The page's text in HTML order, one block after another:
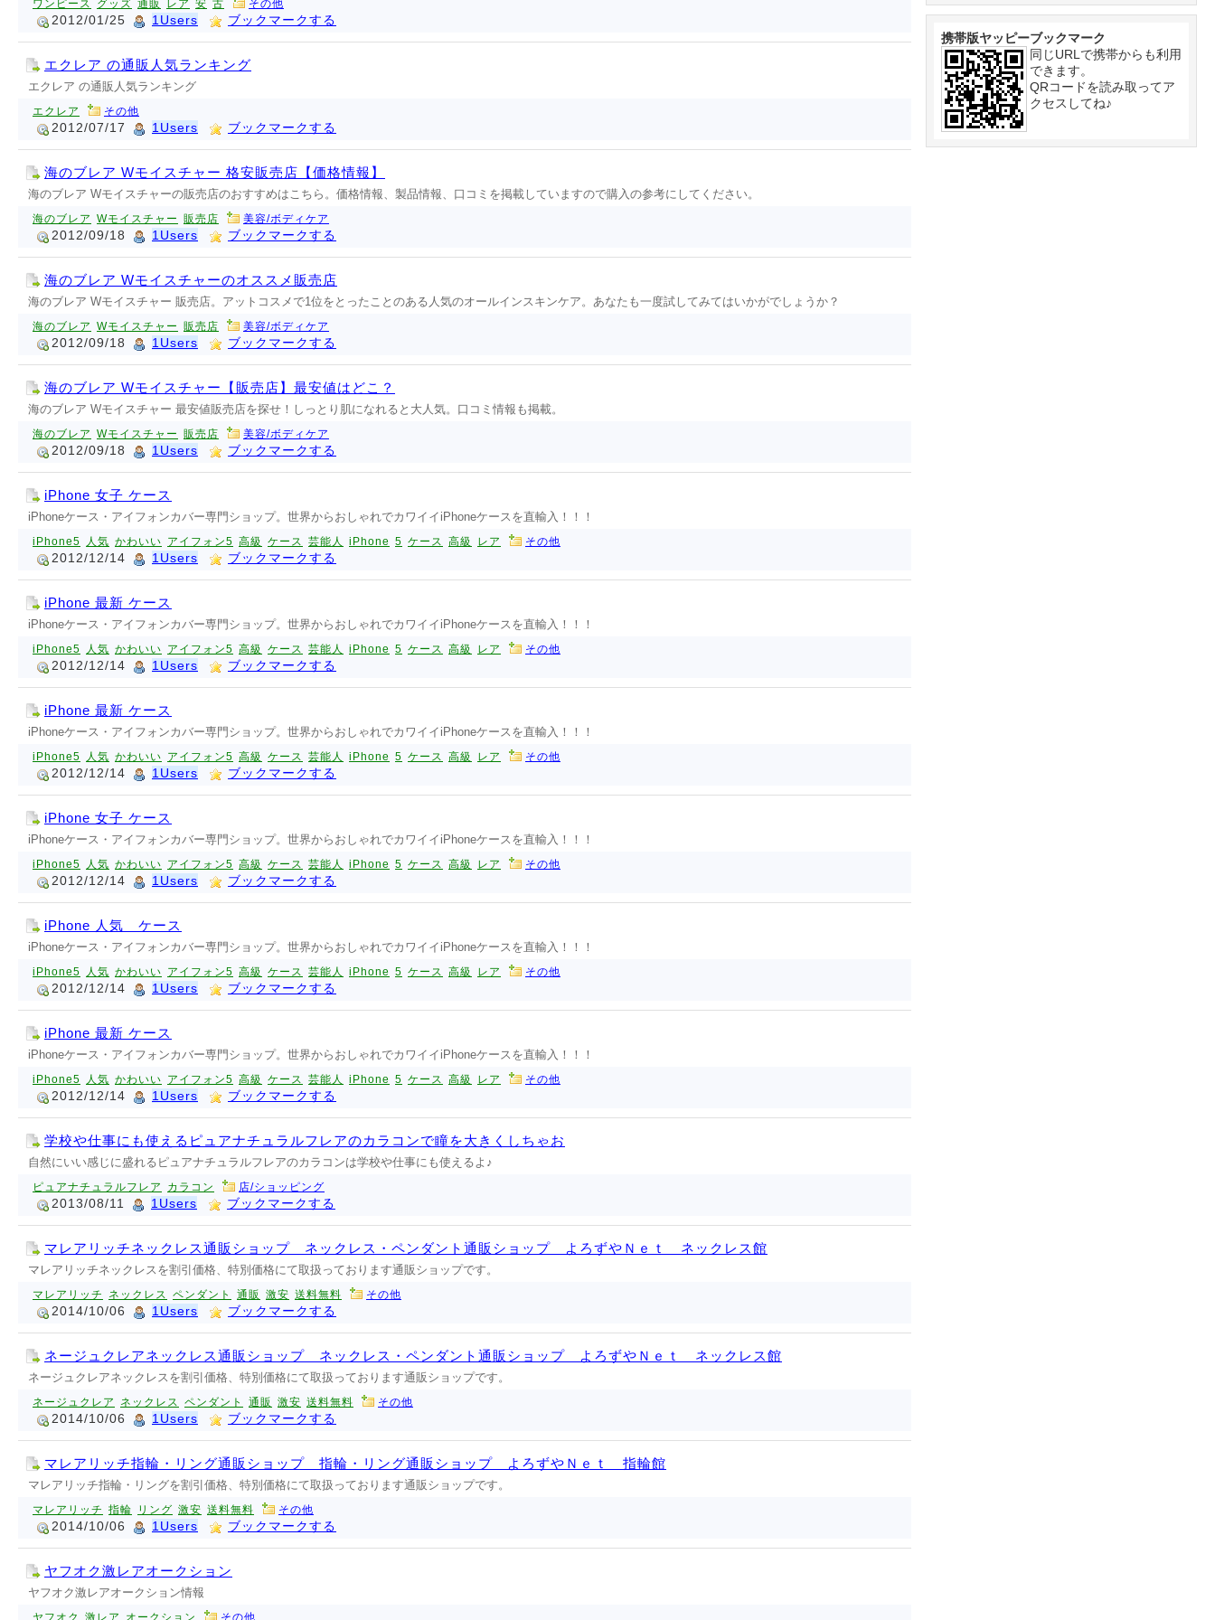
ワンピース グッズ 通販 レア 安 古 その他
2012/01/25 1Users ブックマークする
エクレア の通販人気ランキング
エクレア の通販人気ランキング
エクレア その他
2012/07/17 1Users ブックマークする
海のブレア Wモイスチャー 格安販売店【価格情報】
海のブレア Wモイスチャーの販売店のおすすめはこちら。価格情報、製品情報、口コミを掲載していますので購入の参考にしてください。
海のブレア Wモイスチャー 販売店 美容/ボディケア
2012/09/18 1Users ブックマークする
海のブレア Wモイスチャーのオススメ販売店
海のブレア Wモイスチャー 販売店。アットコスメで1位をとったことのある人気のオールインスキンケア。あなたも一度試してみてはいかがでしょうか？
海のブレア Wモイスチャー 販売店 美容/ボディケア
2012/09/18 1Users ブックマークする
海のブレア Wモイスチャー【販売店】最安値はどこ？
海のブレア Wモイスチャー 最安値販売店を探せ！しっとり肌になれると大人気。口コミ情報も掲載。
海のブレア Wモイスチャー 販売店 美容/ボディケア
2012/09/18 1Users ブックマークする
iPhone 女子 ケース
iPhoneケース・アイフォンカバー専門ショップ。世界からおしゃれでカワイイiPhoneケースを直輸入！！！
iPhone5 人気 かわいい アイフォン5 高級 ケース 芸能人 iPhone 5 ケース 高級 レア その他
2012/12/14 1Users ブックマークする
iPhone 最新 ケース
iPhoneケース・アイフォンカバー専門ショップ。世界からおしゃれでカワイイiPhoneケースを直輸入！！！
iPhone5 人気 かわいい アイフォン5 高級 ケース 芸能人 iPhone 5 ケース 高級 レア その他
2012/12/14 1Users ブックマークする
iPhone 最新 ケース
iPhoneケース・アイフォンカバー専門ショップ。世界からおしゃれでカワイイiPhoneケースを直輸入！！！
iPhone5 人気 かわいい アイフォン5 高級 ケース 芸能人 iPhone 5 ケース 高級 レア その他
2012/12/14 1Users ブックマークする
iPhone 女子 ケース
iPhoneケース・アイフォンカバー専門ショップ。世界からおしゃれでカワイイiPhoneケースを直輸入！！！
iPhone5 人気 かわいい アイフォン5 高級 ケース 芸能人 iPhone 5 ケース 高級 レア その他
2012/12/14 1Users ブックマークする
iPhone 人気 ケース
iPhoneケース・アイフォンカバー専門ショップ。世界からおしゃれでカワイイiPhoneケースを直輸入！！！
iPhone5 人気 かわいい アイフォン5 高級 ケース 芸能人 iPhone 5 ケース 高級 レア その他
2012/12/14 1Users ブックマークする
iPhone 最新 ケース
iPhoneケース・アイフォンカバー専門ショップ。世界からおしゃれでカワイイiPhoneケースを直輸入！！！
iPhone5 人気 かわいい アイフォン5 高級 ケース 芸能人 iPhone 5 ケース 高級 レア その他
2012/12/14 1Users ブックマークする
学校や仕事にも使えるピュアナチュラルフレアのカラコンで瞳を大きくしちゃお
自然にいい感じに盛れるピュアナチュラルフレアのカラコンは学校や仕事にも使えるよ♪
ピュアナチュラルフレア カラコン 店/ショッピング
2013/08/11 1Users ブックマークする
マレアリッチネックレス通販ショップ ネックレス・ペンダント通販ショップ よろずやＮｅｔ ネックレス館
マレアリッチネックレスを割引価格、特別価格にて取扱っております通販ショップです。
マレアリッチ ネックレス ペンダント 通販 激安 送料無料 その他
2014/10/06 1Users ブックマークする
ネージュクレアネックレス通販ショップ ネックレス・ペンダント通販ショップ よろずやＮｅｔ ネックレス館
ネージュクレアネックレスを割引価格、特別価格にて取扱っております通販ショップです。
ネージュクレア ネックレス ペンダント 通販 激安 送料無料 その他
2014/10/06 1Users ブックマークする
マレアリッチ指輪・リング通販ショップ 指輪・リング通販ショップ よろずやＮｅｔ 指輪館
マレアリッチ指輪・リングを割引価格、特別価格にて取扱っております通販ショップです。
マレアリッチ 指輪 リング 激安 送料無料 その他
2014/10/06 1Users ブックマークする
ヤフオク激レアオークション
ヤフオク激レアオークション情報
携帯版ヤッピーブックマーク
同じURLで携帯からも利用
できます。
QRコードを読み取ってア
クセスしてね♪